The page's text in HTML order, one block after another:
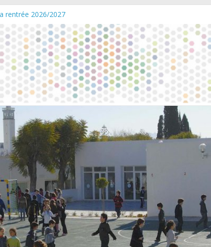
rentrée 2026/2027
exceptionnelle des frais de première inscription pour la rentrée
06 mars 2026